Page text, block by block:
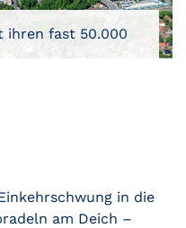
ihren fast 50.000
in die
am Deich –